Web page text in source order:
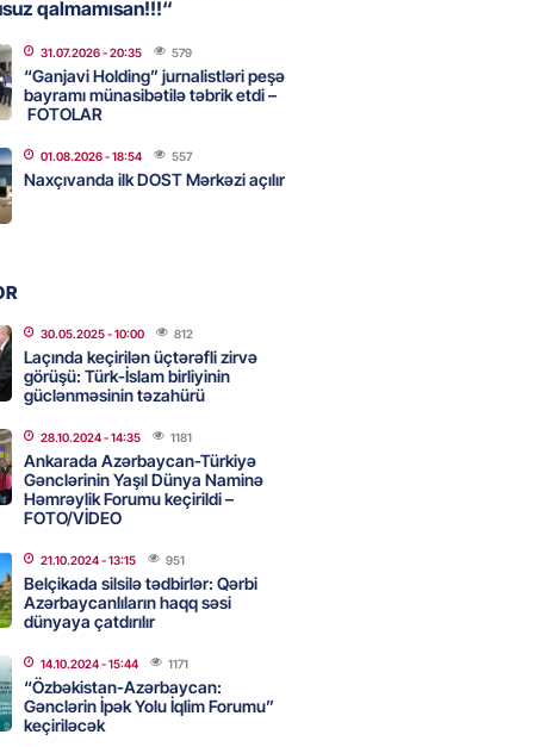
Səudiyyə Ərəbistanı və
arasında Məkkə müdafiə
- 15:15
- 15:00
ölkəni seçdilər
- 14:45 80
sabah 39 dərəcə isti
- 14:30
Biznes-dən mikro biznes
5%-dək endirim
qalmamısan!!!“
31.07.2026- 20:35 579
“Ganjavi Holding” jurnalistləri peşə
bayramı münasibətilə təbrik etdi –
FOTOLAR
01.08.2026- 18:54 557
Naxçıvanda ilk DOST Mərkəzi açılır
30.05.2025- 10:00 812
Laçında keçirilən üçtərəfli zirvə
görüşü: Türk-İslam birliyinin
güclənməsinin təzahürü
28.10.2024- 14:35 1181
Ankarada Azərbaycan-Türkiyə
Gənclərinin Yaşıl Dünya Naminə
Həmrəylik Forumu keçirildi –
FOTO/VİDEO
21.10.2024- 13:15 951
Belçikada silsilə tədbirlər: Qərbi
Azərbaycanlıların haqq səsi
dünyaya çatdırılır
14.10.2024- 15:44 1171
“Özbəkistan-Azərbaycan:
Gənclərin İpək Yolu İqlim Forumu”
keçiriləcək